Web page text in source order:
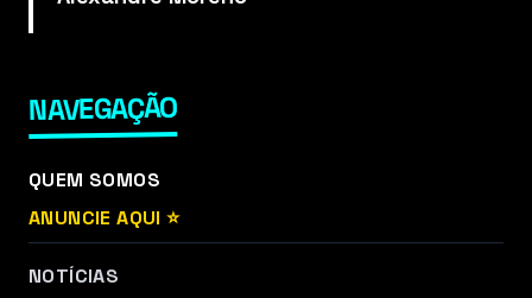
NAVEGAÇÃO
QUEM SOMOS
ANUNCIE AQUI ⭐
NOTÍCIAS